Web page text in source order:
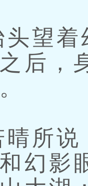
望着
后，
所说
幻影